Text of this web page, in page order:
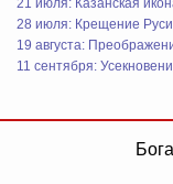
21 июля: Казанская
28 июля: Крещение Руси
19 августа:
11 сентября: